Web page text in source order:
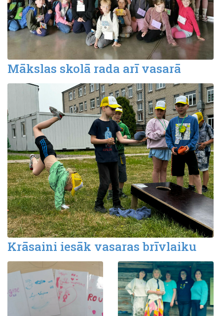
Mākslas skolā rada arī vasarā
Krāsaini iesāk vasaras brīvlaiku